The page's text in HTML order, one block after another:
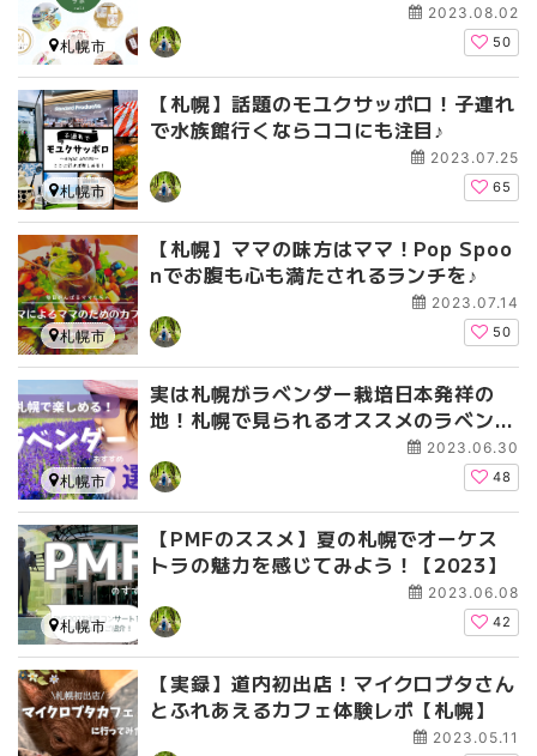
2023.08.02
50
札幌市
【札幌】話題のモユクサッポロ！子連れ
で水族館行くならココにも注目♪
2023.07.25
65
札幌市
【札幌】ママの味方はママ！Pop Spoo
nでお腹も心も満たされるランチを♪
2023.07.14
50
札幌市
実は札幌がラベンダー栽培日本発祥の
地！札幌で見られるオススメのラベンダ
2023.06.30
48
札幌市
【PMFのススメ】夏の札幌でオーケス
トラの魅力を感じてみよう！【2023】
2023.06.08
42
札幌市
【実録】道内初出店！マイクロブタさん
とふれあえるカフェ体験レポ【札幌】
2023.05.11